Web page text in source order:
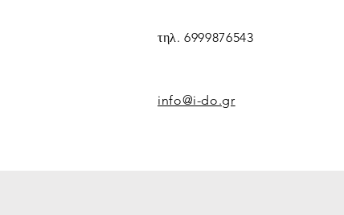
τηλ. 6999876543
info@i-do.gr